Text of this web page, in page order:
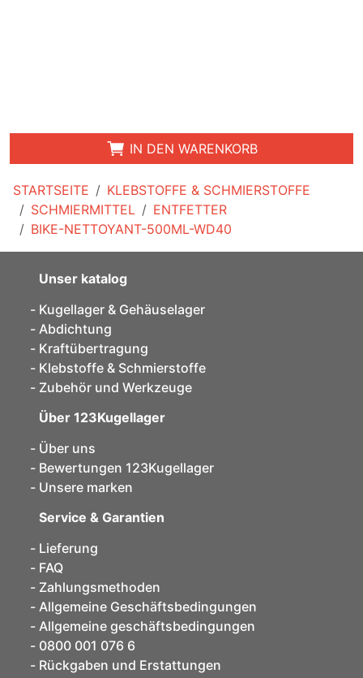
STARTSEITE
KLEBSTOFFE & SCHMIERSTOFFE
SCHMIERMITTEL
ENTFETTER
BIKE-NETTOYANT-500ML-WD40
IN DEN WARENKORB
Unser katalog
Kugellager & Gehäuselager
Abdichtung
Kraftübertragung
Klebstoffe & Schmierstoffe
Zubehör und Werkzeuge
Über 123Kugellager
Über uns
Bewertungen 123Kugellager
Unsere marken
Service & Garantien
Lieferung
FAQ
Zahlungsmethoden
Allgemeine Geschäftsbedingungen
Allgemeine geschäftsbedingungen
0800 001 076 6
Rückgaben und Erstattungen